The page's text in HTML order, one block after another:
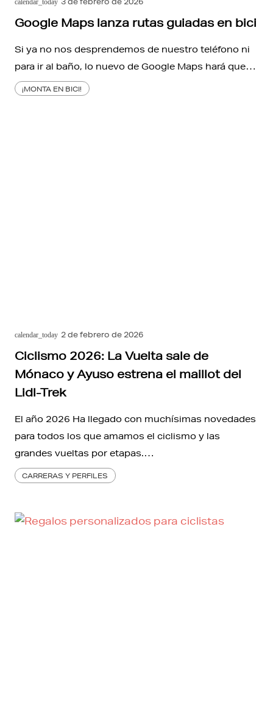
calendar_today
Google Maps lanza rutas guiadas en bici
Si ya no nos desprendemos de nuestro teléfono ni
para ir al baño, lo nuevo de Google Maps hará que…
¡MONTA EN BICI!
calendar_today 2 de febrero de 2026
Ciclismo 2026: La Vuelta sale de
Mónaco y Ayuso estrena el maillot del
Lidl-Trek
El año 2026 Ha llegado con muchísimas novedades
para todos los que amamos el ciclismo y las
grandes vueltas por etapas.…
CARRERAS Y PERFILES